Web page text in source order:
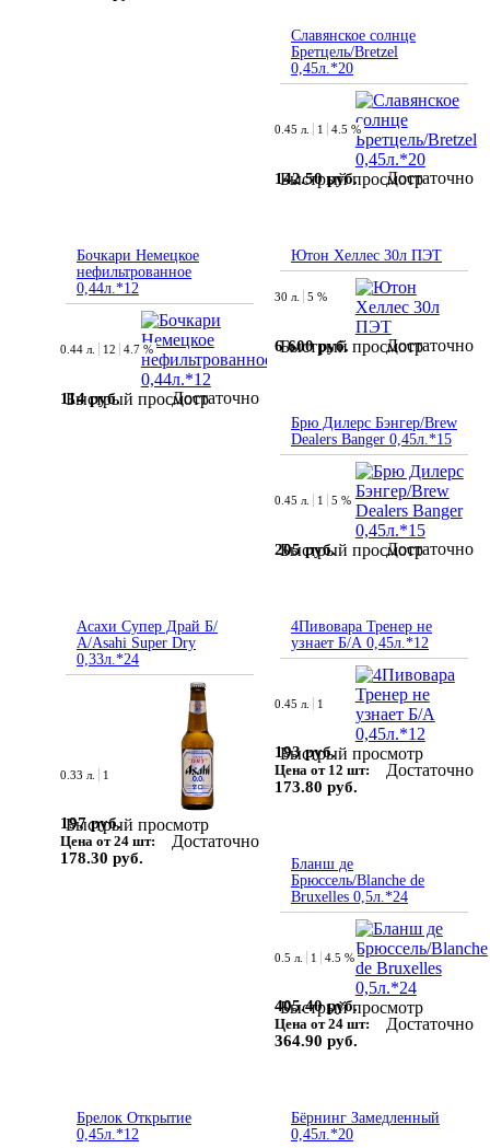
Славянское солнце
Бретцель/Bretzel
0,45л.*20
Быстрый просмотр
0.45 л. 1 4.5 %
142.50 руб. Достаточно
Бочкари Немецкое
нефильтрованное
0,44л.*12
Быстрый просмотр
0.44 л. 12 4.7 %
114 руб. Достаточно
Ютон Хеллес 30л ПЭТ
Быстрый просмотр
30 л. 5 %
6 600 руб. Достаточно
Брю Дилерс Бэнгер/Brew
Dealers Banger 0,45л.*15
Быстрый просмотр
0.45 л. 1 5 %
205 руб. Достаточно
Асахи Супер Драй Б/
А/Asahi Super Dry
0,33л.*24
Быстрый просмотр
0.33 л. 1
197 руб.
Цена от 24 шт:
178.30 руб.
Достаточно
4Пивовара Тренер не
узнает Б/А 0,45л.*12
Быстрый просмотр
0.45 л. 1
193 руб.
Цена от 12 шт:
173.80 руб.
Достаточно
Бланш де
Брюссель/Blanche de
Bruxelles 0,5л.*24
Быстрый просмотр
0.5 л. 1 4.5 %
405.40 руб.
Цена от 24 шт:
364.90 руб.
Достаточно
Брелок Открытие
0,45л.*12
Бёрнинг Замедленный
0,45л.*20